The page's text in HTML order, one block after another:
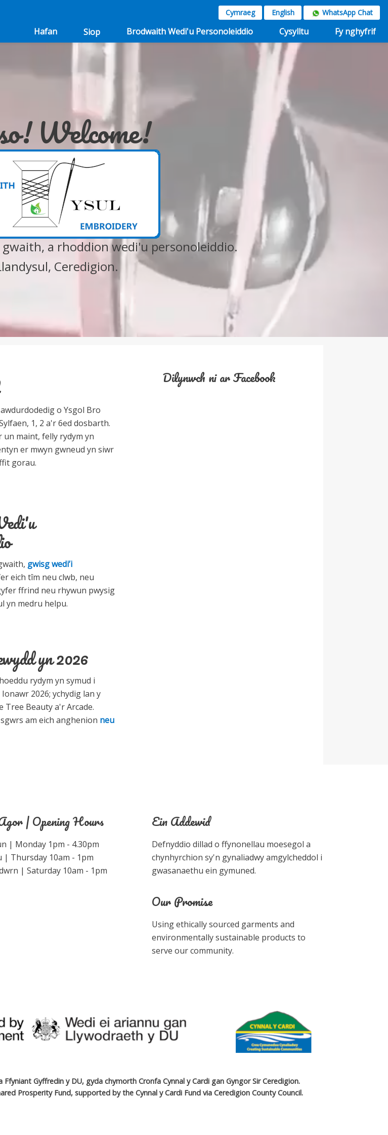
Hafan Siop Brodwaith Wedi'u Personoleiddio Cysylltu Fy nghyfrif
Cymraeg English WhatsApp Chat
Welcome!
a rhoddion wedi'u personoleiddio.
Ceredigion.
o Ysgol Bro
1, 2 a'r 6ed dosbarth.
maint, felly rydym yn
er mwyn gwneud yn siwr
gorau.
gwisg wedi’i
eich tîm neu clwb, neu
ffrind neu rhywun pwysig
yn medru helpu.
yn 2026
rydym yn symud i
2026; ychydig lan y
Beauty a'r Arcade.
am eich anghenion neu
Dilynwch ni ar Facebook
| Opening Hours
| Monday 1pm - 4.30pm
| Thursday 10am - 1pm
| Saturday 10am - 1pm
Ein Addewid
Defnyddio dillad o ffynonellau moesegol a
chynhyrchion sy'n gynaliadwy amgylcheddol i
gwasanaethu ein gymuned.
Our Promise
Using ethically sourced garments and
environmentally sustainable products to
serve our community.
Gyffredin y DU, gyda chymorth Cronfa Cynnal y Cardi gan Gyngor Sir Ceredigion.
Prosperity Fund, supported by the Cynnal y Cardi Fund via Ceredigion County Council.